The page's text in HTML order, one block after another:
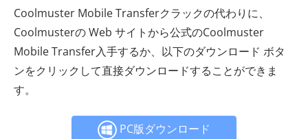
Coolmuster Mobile Transferクラックの代わりに、
Coolmusterの Web サイトから公式のCoolmuster
Mobile Transfer入手するか、以下のダウンロード ボタ
ンをクリックして直接ダウンロードすることができま
す。
PC版ダウンロード